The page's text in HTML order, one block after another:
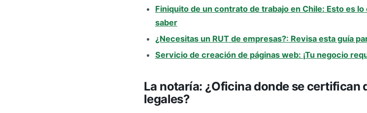
Finiquito de un contrato de trabajo en Chile: Esto es
saber
¿Necesitas un RUT de empresas?: Revisa esta guía
Servicio de creación de páginas web: ¡Tu negocio
La notaría: ¿Oficina donde se certifican
legales?